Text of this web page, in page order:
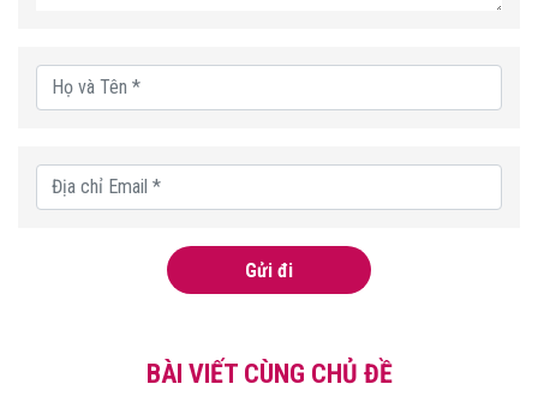
Gửi đi
BÀI VIẾT CÙNG CHỦ ĐỀ